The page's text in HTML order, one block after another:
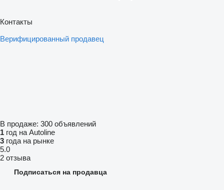
Контакты
Верифицированный продавец
В продаже: 300 объявлений
1 год на Autoline
3 года на рынке
5.0
2 отзыва
Подписаться на продавца